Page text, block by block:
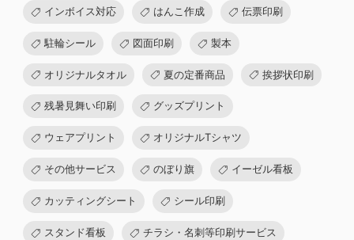
インボイス対応 はんこ作成 伝票印刷
駐輪シール 図面印刷 製本
オリジナルタオル 夏の定番商品 挨拶状印刷
残暑見舞い印刷 グッズプリント
ウェアプリント オリジナルTシャツ
その他サービス のぼり旗 イーゼル看板
カッティングシート シール印刷
スタンド看板 チラシ・名刺等印刷サービス